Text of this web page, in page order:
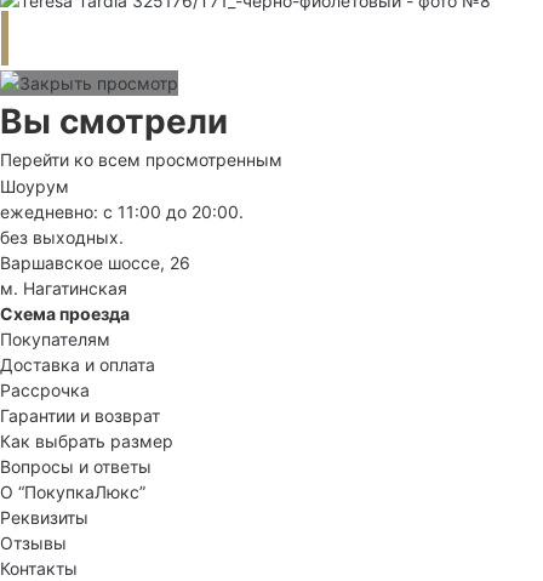
Вы смотрели
Перейти ко всем просмотренным
Шоурум
ежедневно: с 11:00 до 20:00.
без выходных.
Варшавское шоссе, 26
м. Нагатинская
Схема проезда
Покупателям
Доставка и оплата
Рассрочка
Гарантии и возврат
Как выбрать размер
Вопросы и ответы
О “ПокупкаЛюкс”
Реквизиты
Отзывы
Контакты